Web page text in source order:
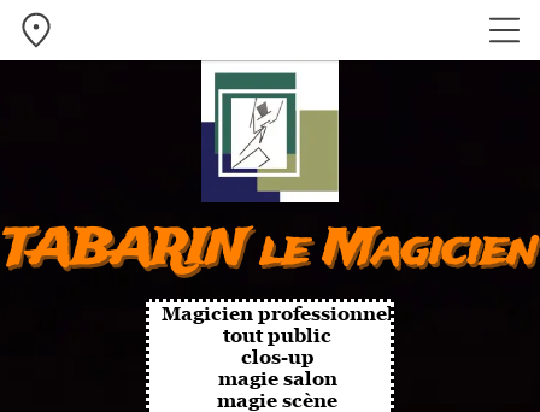
TABARIN le Magicien
Magicien professionnel
tout public
clos-up
magie salon
magie scène